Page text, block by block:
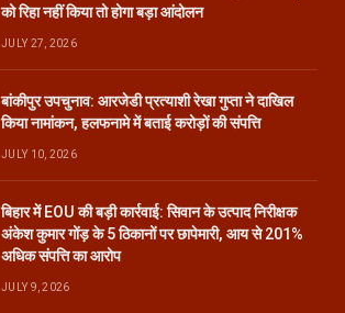
को रिहा नहीं किया तो होगा बड़ा आंदोलन
JULY 27, 2026
बांकीपुर उपचुनाव: आरजेडी प्रत्याशी रेखा गुप्ता ने दाखिल
किया नामांकन, हलफनामे में बताई करोड़ों की संपत्ति
JULY 10, 2026
बिहार में EOU की बड़ी कार्रवाई: सिवान के उत्पाद निरीक्षक
अंकेश कुमार गोंड़ के 5 ठिकानों पर छापेमारी, आय से 201%
अधिक संपत्ति का आरोप
JULY 9, 2026